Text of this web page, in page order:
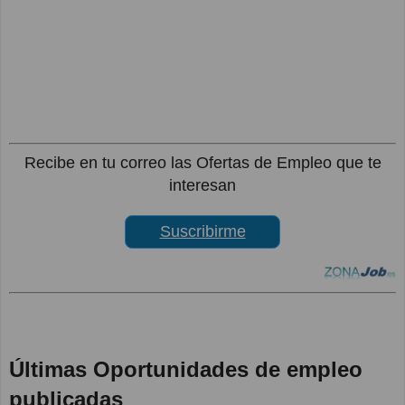
Recibe en tu correo las Ofertas de Empleo que te
interesan
Suscribirme
Últimas Oportunidades de empleo
publicadas